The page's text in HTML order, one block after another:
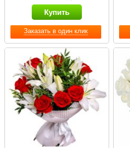
Заказать в один клик
Купить